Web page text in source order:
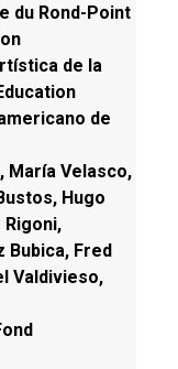
du Rond-Point
de la
de
María Velasco,
Hugo
Rigoni,
Bubica, Fred
Valdivieso,